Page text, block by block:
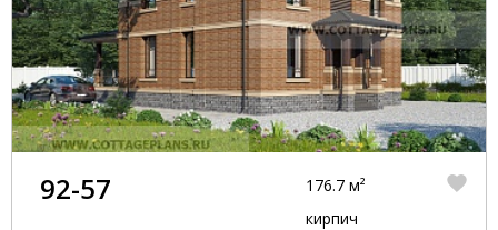
лучшие условия и создать для вас идеальный
проект, который будет соответствовать всем
вашим потребностям и желаниям.
92-57
176.7 м²
кирпич